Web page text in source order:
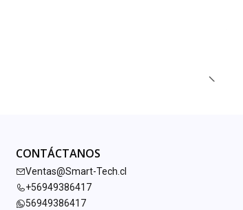
CONTÁCTANOS
Ventas@Smart-Tech.cl
+56949386417
56949386417